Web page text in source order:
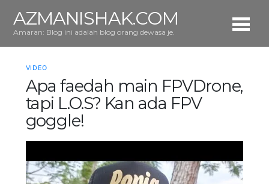
AZMANISHAK.COM
Amaran: Blog ini adalah blog orang dewasa je.
VIDEO
Apa faedah main FPVDrone,
tapi L.O.S? Kan ada FPV
goggle!